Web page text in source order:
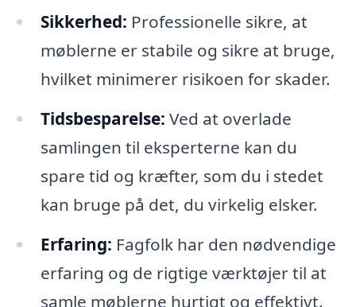
Sikkerhed: Professionelle sikre, at
møblerne er stabile og sikre at bruge,
hvilket minimerer risikoen for skader.
Tidsbesparelse: Ved at overlade
samlingen til eksperterne kan du
spare tid og kræfter, som du i stedet
kan bruge på det, du virkelig elsker.
Erfaring: Fagfolk har den nødvendige
erfaring og de rigtige værktøjer til at
samle møblerne hurtigt og effektivt.